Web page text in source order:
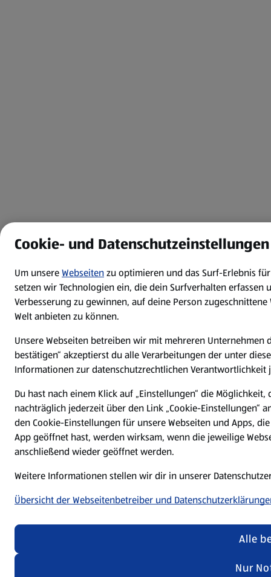
Cookie- und Datenschutzeinstellungen
Um unsereWebseitenzu optimieren und das Surf-Erlebnis
setzen wir Technologien ein, die dein Surfverhalten
Verbesserung zu gewinnen, auf deine Person
Welt anbieten zu können.
Unsere Webseiten betreiben wir mit mehreren Unternehmen
bestätigen“ akzeptierst du alle Verarbeitungen der unter
Informationen zur datenschutzrechtlichen Verantwortlichkeit
Du hast nach einem Klick auf „Einstellungen“ die
nachträglich jederzeit über den Link „Cookie-Einstellungen“
den Cookie-Einstellungen für unsere Webseiten und Apps,
App geöffnet hast, werden wirksam, wenn die jeweilige
anschließend wieder geöffnet werden.
Weitere Informationen stellen wir dir in unserer
Übersicht der Webseitenbetreiber und
Nur
Alle